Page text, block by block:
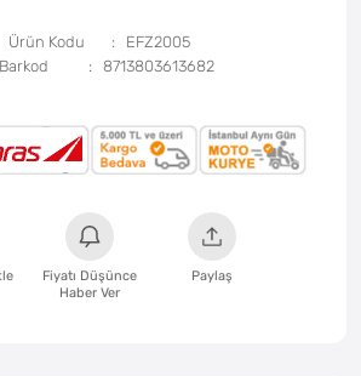
Ürün Kodu
EFZ2005
Barkod
8713803613682
Fiyatı Düşünce
Haber Ver
Paylaş